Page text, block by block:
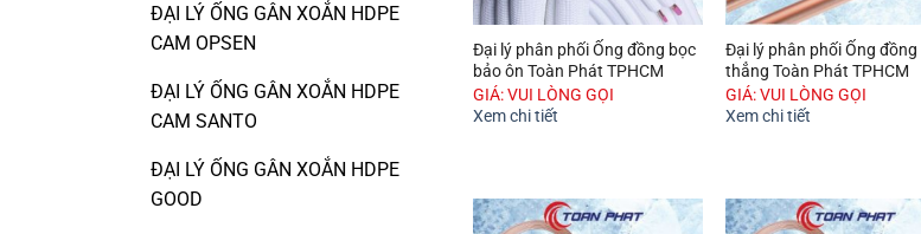
ĐẠI LÝ ỐNG GÂN XOẮN HDPE
CAM OPSEN
ĐẠI LÝ ỐNG GÂN XOẮN HDPE
CAM SANTO
ĐẠI LÝ ỐNG GÂN XOẮN HDPE
GOOD
Đại lý phân phối Ống đồng bọc
bảo ôn Toàn Phát TPHCM
GIÁ: VUI LÒNG GỌI
Xem chi tiết
Đại lý phân phối Ống đồng
thẳng Toàn Phát TPHCM
GIÁ: VUI LÒNG GỌI
Xem chi tiết